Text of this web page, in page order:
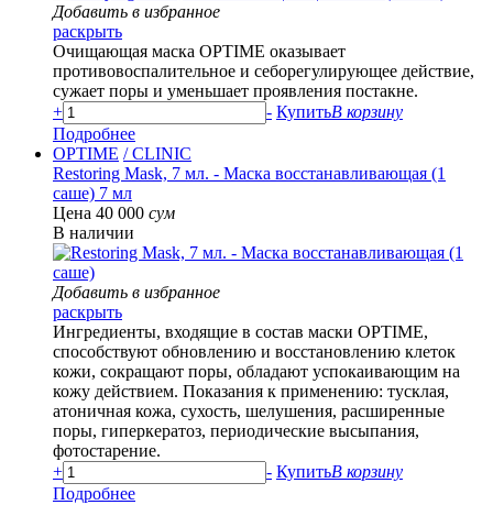
Добавить в избранное
раскрыть
Очищающая маска OPTIME оказывает
противовоспалительное и себорегулирующее действие,
сужает поры и уменьшает проявления постакне.
+
- КупитьВ корзину
Подробнее
OPTIME / CLINIC
Restoring Mask, 7 мл. - Маска восстанавливающая (1
саше) 7 мл
Цена 40 000 сум
В наличии
Добавить в избранное
раскрыть
Ингредиенты, входящие в состав маски OPTIME,
способствуют обновлению и восстановлению клеток
кожи, сокращают поры, обладают успокаивающим на
кожу действием. Показания к применению: тусклая,
атоничная кожа, сухость, шелушения, расширенные
поры, гиперкератоз, периодические высыпания,
фотостарение.
+
- КупитьВ корзину
Подробнее